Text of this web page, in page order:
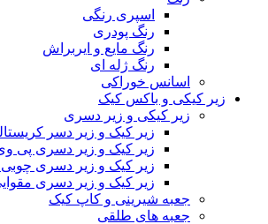
اسپری رنگی
رنگ پودری
رنگ مایع و ایربراش
رنگ ژله ای
اسانس خوراکی
زیر کیکی و باکس کیک
زیر کیکی و زیر دسری
زیر کیک و زیر دسر
زیر کیک و زیر دسری پی
زیر کیک و زیر دسری چوبی
زیر کیک و زیر دسری
جعبه شیرینی و کاپ کیک
جعبه های طلقی